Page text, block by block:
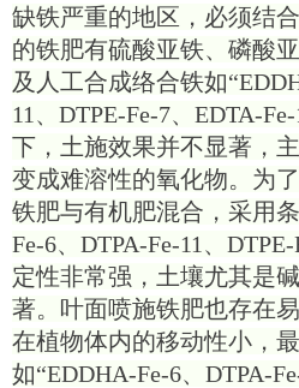
缺铁严重的地区，必须结
的铁肥有硫酸亚铁、磷酸
及人工合成络合铁如“
11、DTPE-Fe-7、EDTA-
下，土施效果并不显著，
变成难溶性的氧化物。为
铁肥与有机肥混合，采用条
Fe-6、DTPA-Fe-11、
定性非常强，土壤尤其是
著。叶面喷施铁肥也存在
在植物体内的移动性小，
如“EDDHA-Fe-6、DTPA-